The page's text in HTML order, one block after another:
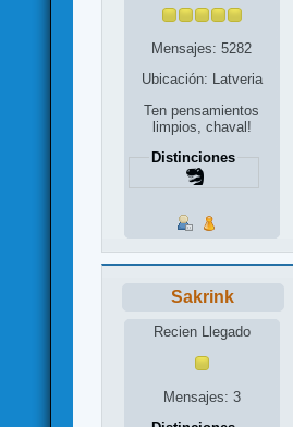
Mensajes: 5282
Ubicación: Latveria
Ten pensamientos
limpios, chaval!
Distinciones
Sakrink
Recien Llegado
Mensajes: 3